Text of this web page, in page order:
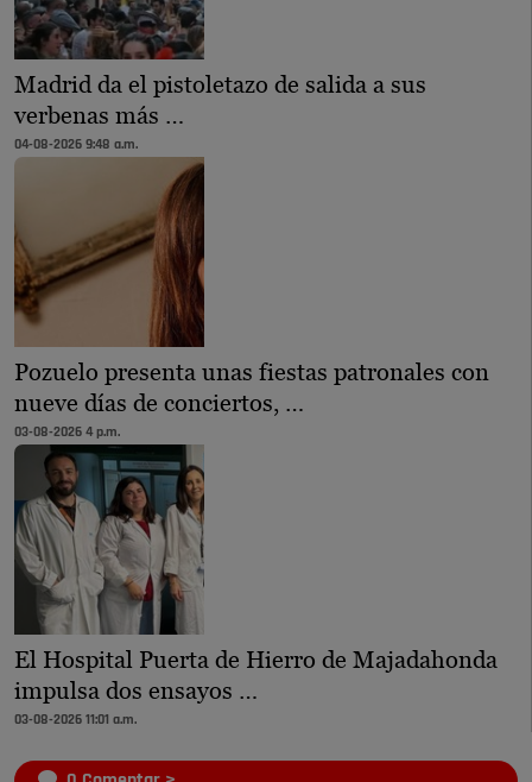
Madrid da el pistoletazo de salida a sus
verbenas más …
04-08-2026 9:48 a.m.
Pozuelo presenta unas fiestas patronales con
nueve días de conciertos, …
03-08-2026 4 p.m.
El Hospital Puerta de Hierro de Majadahonda
impulsa dos ensayos …
03-08-2026 11:01 a.m.